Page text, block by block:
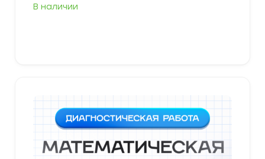
В наличии